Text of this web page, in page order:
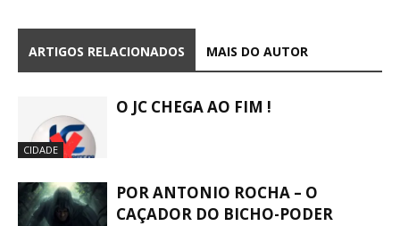
ARTIGOS RELACIONADOS MAIS DO AUTOR
CIDADE
O JC CHEGA AO FIM !
POR ANTONIO ROCHA – O
CAÇADOR DO BICHO-PODER